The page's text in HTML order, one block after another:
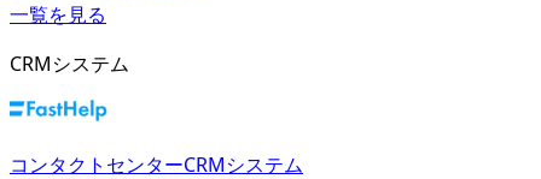
一覧を見る
CRMシステム
コンタクトセンターCRMシステム